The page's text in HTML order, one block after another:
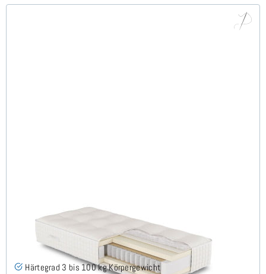
ARMINIUS H3 TTFK Luxus Matratze 80x210 cm -
Sonderanfertigung
Härtegrad 3 bis 100 kg Körpergewicht